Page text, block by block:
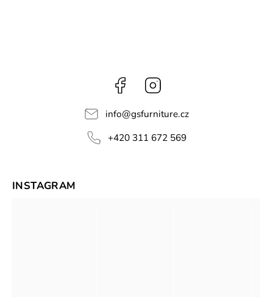
Facebook
info@gsfurniture.cz
+420 311 672 569
INSTAGRAM